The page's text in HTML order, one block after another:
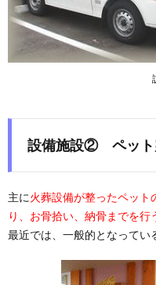
設備施設②ペット
主に火葬設備が整ったペット
り、お骨拾い、納骨までを
最近では、一般的となってい